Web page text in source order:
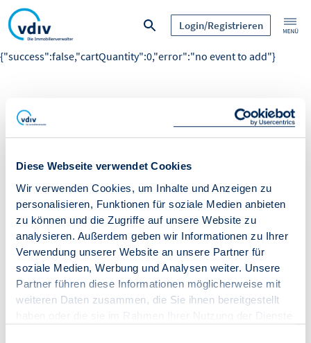
Diese Webseite verwendet Cookies
Wir verwenden Cookies, um Inhalte und Anzeigen zu
personalisieren, Funktionen für soziale Medien anbieten
zu können und die Zugriffe auf unsere Website zu
analysieren. Außerdem geben wir Informationen zu Ihrer
Verwendung unserer Website an unsere Partner für
soziale Medien, Werbung und Analysen weiter. Unsere
Partner führen diese Informationen möglicherweise mit
weiteren Daten zusammen, die Sie ihnen bereitgestellt
Login/Registrieren
{"success":false,"cartQuantity":0,"error":"no event to add"}